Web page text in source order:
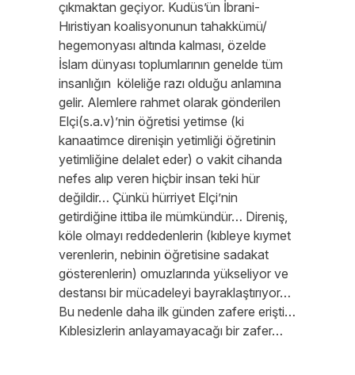
çıkmaktan geçiyor. Kudüs’ün İbrani-
Hıristiyan koalisyonunun tahakkümü/
hegemonyası altında kalması, özelde
İslam dünyası toplumlarının genelde tüm
insanlığın köleliğe razı olduğu anlamına
gelir. Alemlere rahmet olarak gönderilen
Elçi(s.a.v)’nin öğretisi yetimse (ki
kanaatimce direnişin yetimliği öğretinin
yetimliğine delalet eder) o vakit cihanda
nefes alıp veren hiçbir insan teki hür
değildir… Çünkü hürriyet Elçi’nin
getirdiğine ittiba ile mümkündür… Direniş,
köle olmayı reddedenlerin (kıbleye kıymet
verenlerin, nebinin öğretisine sadakat
gösterenlerin) omuzlarında yükseliyor ve
destansı bir mücadeleyi bayraklaştırıyor…
Bu nedenle daha ilk günden zafere erişti…
Kıblesizlerin anlayamayacağı bir zafer…